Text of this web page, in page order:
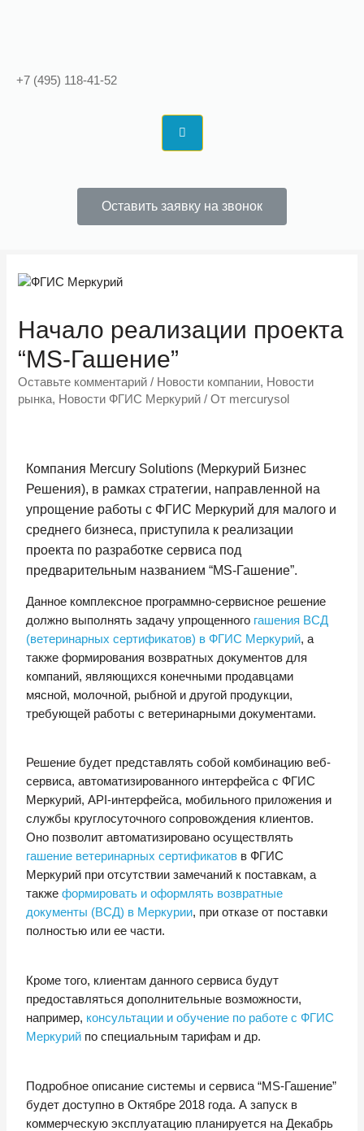
+7 (495) 118-41-52
Оставить заявку на звонок
Начало реализации проекта
“MS-Гашение”
Оставьте комментарий / Новости компании, Новости
рынка, Новости ФГИС Меркурий / От mercurysol
Компания Mercury Solutions (Меркурий Бизнес
Решения), в рамках стратегии, направленной на
упрощение работы с ФГИС Меркурий для малого и
среднего бизнеса, приступила к реализации
проекта по разработке сервиса под
предварительным названием “MS-Гашение”.
Данное комплексное программно-сервисное решение
должно выполнять задачу упрощенного гашения ВСД
(ветеринарных сертификатов) в ФГИС Меркурий, а
также формирования возвратных документов для
компаний, являющихся конечными продавцами
мясной, молочной, рыбной и другой продукции,
требующей работы с ветеринарными документами.
Решение будет представлять собой комбинацию веб-
сервиса, автоматизированного интерфейса с ФГИС
Меркурий, API-интерфейса, мобильного приложения и
службы круглосуточного сопровождения клиентов.
Оно позволит автоматизировано осуществлять
гашение ветеринарных сертификатов в ФГИС
Меркурий при отсутствии замечаний к поставкам, а
такжеформировать и оформлять возвратные
документы (ВСД) в Меркурии, при отказе от поставки
полностью или ее части.
Кроме того, клиентам данного сервиса будут
предоставляться дополнительные возможности,
например, консультации и обучение по работе с ФГИС
Меркурий по специальным тарифам и др.
Подробное описание системы и сервиса “MS-Гашение”
будет доступно в Октябре 2018 года. А запуск в
коммерческую эксплуатацию планируется на Декабрь